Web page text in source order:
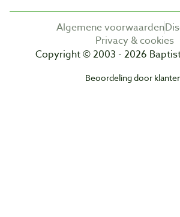
Algemene voorwaarden
Privacy & cookies
Copyright © 2003 - 2026
Beoordeling door